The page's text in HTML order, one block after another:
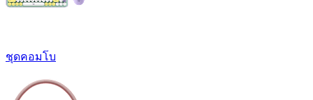
ชุดคอมโบ